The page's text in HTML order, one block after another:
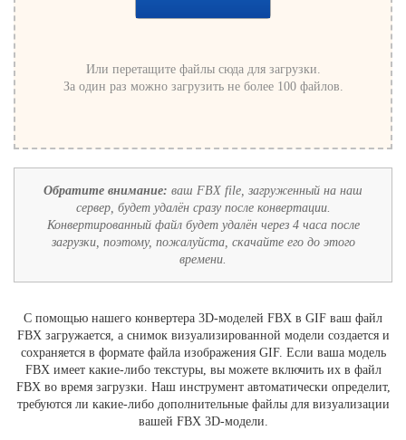
Или перетащите файлы сюда для загрузки.
За один раз можно загрузить не более 100 файлов.
Обратите внимание: ваш FBX file, загруженный на наш
сервер, будет удалён сразу после конвертации.
Конвертированный файл будет удалён через 4 часа после
загрузки, поэтому, пожалуйста, скачайте его до этого
времени.
С помощью нашего конвертера 3D-моделей FBX в GIF ваш файл
FBX загружается, а снимок визуализированной модели создается и
сохраняется в формате файла изображения GIF. Если ваша модель
FBX имеет какие-либо текстуры, вы можете включить их в файл
FBX во время загрузки. Наш инструмент автоматически определит,
требуются ли какие-либо дополнительные файлы для визуализации
вашей FBX 3D-модели.